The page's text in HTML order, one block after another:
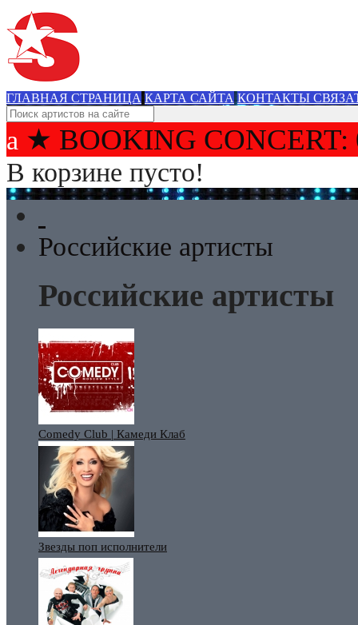
ГЛАВНАЯ СТРАНИЦА КАРТА САЙТА КОНТАКТЫ
★ BOOKING
В корзине пусто!
Российские артисты
Российские артисты
Comedy Club | Камеди Клаб
Звезды поп исполнители